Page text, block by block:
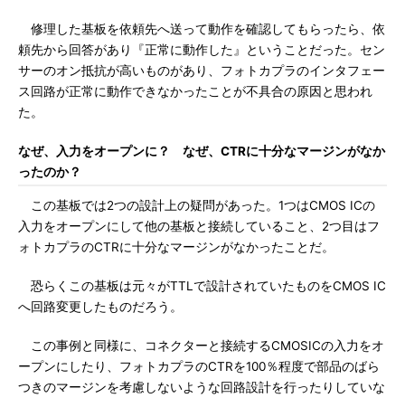
修理した基板を依頼先へ送って動作を確認してもらったら、依
頼先から回答があり『正常に動作した』ということだった。セン
サーのオン抵抗が高いものがあり、フォトカプラのインタフェー
ス回路が正常に動作できなかったことが不具合の原因と思われ
た。
なぜ、入力をオープンに？ なぜ、CTRに十分なマージンがなか
ったのか？
この基板では2つの設計上の疑問があった。1つはCMOS ICの
入力をオープンにして他の基板と接続していること、2つ目はフ
ォトカプラのCTRに十分なマージンがなかったことだ。
恐らくこの基板は元々がTTLで設計されていたものをCMOS IC
へ回路変更したものだろう。
この事例と同様に、コネクターと接続するCMOSICの入力をオ
ープンにしたり、フォトカプラのCTRを100％程度で部品のばら
つきのマージンを考慮しないような回路設計を行ったりしていな